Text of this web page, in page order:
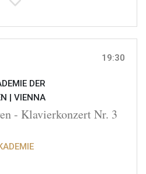
19:30
DER
| VIENNA
- Klavierkonzert Nr. 3